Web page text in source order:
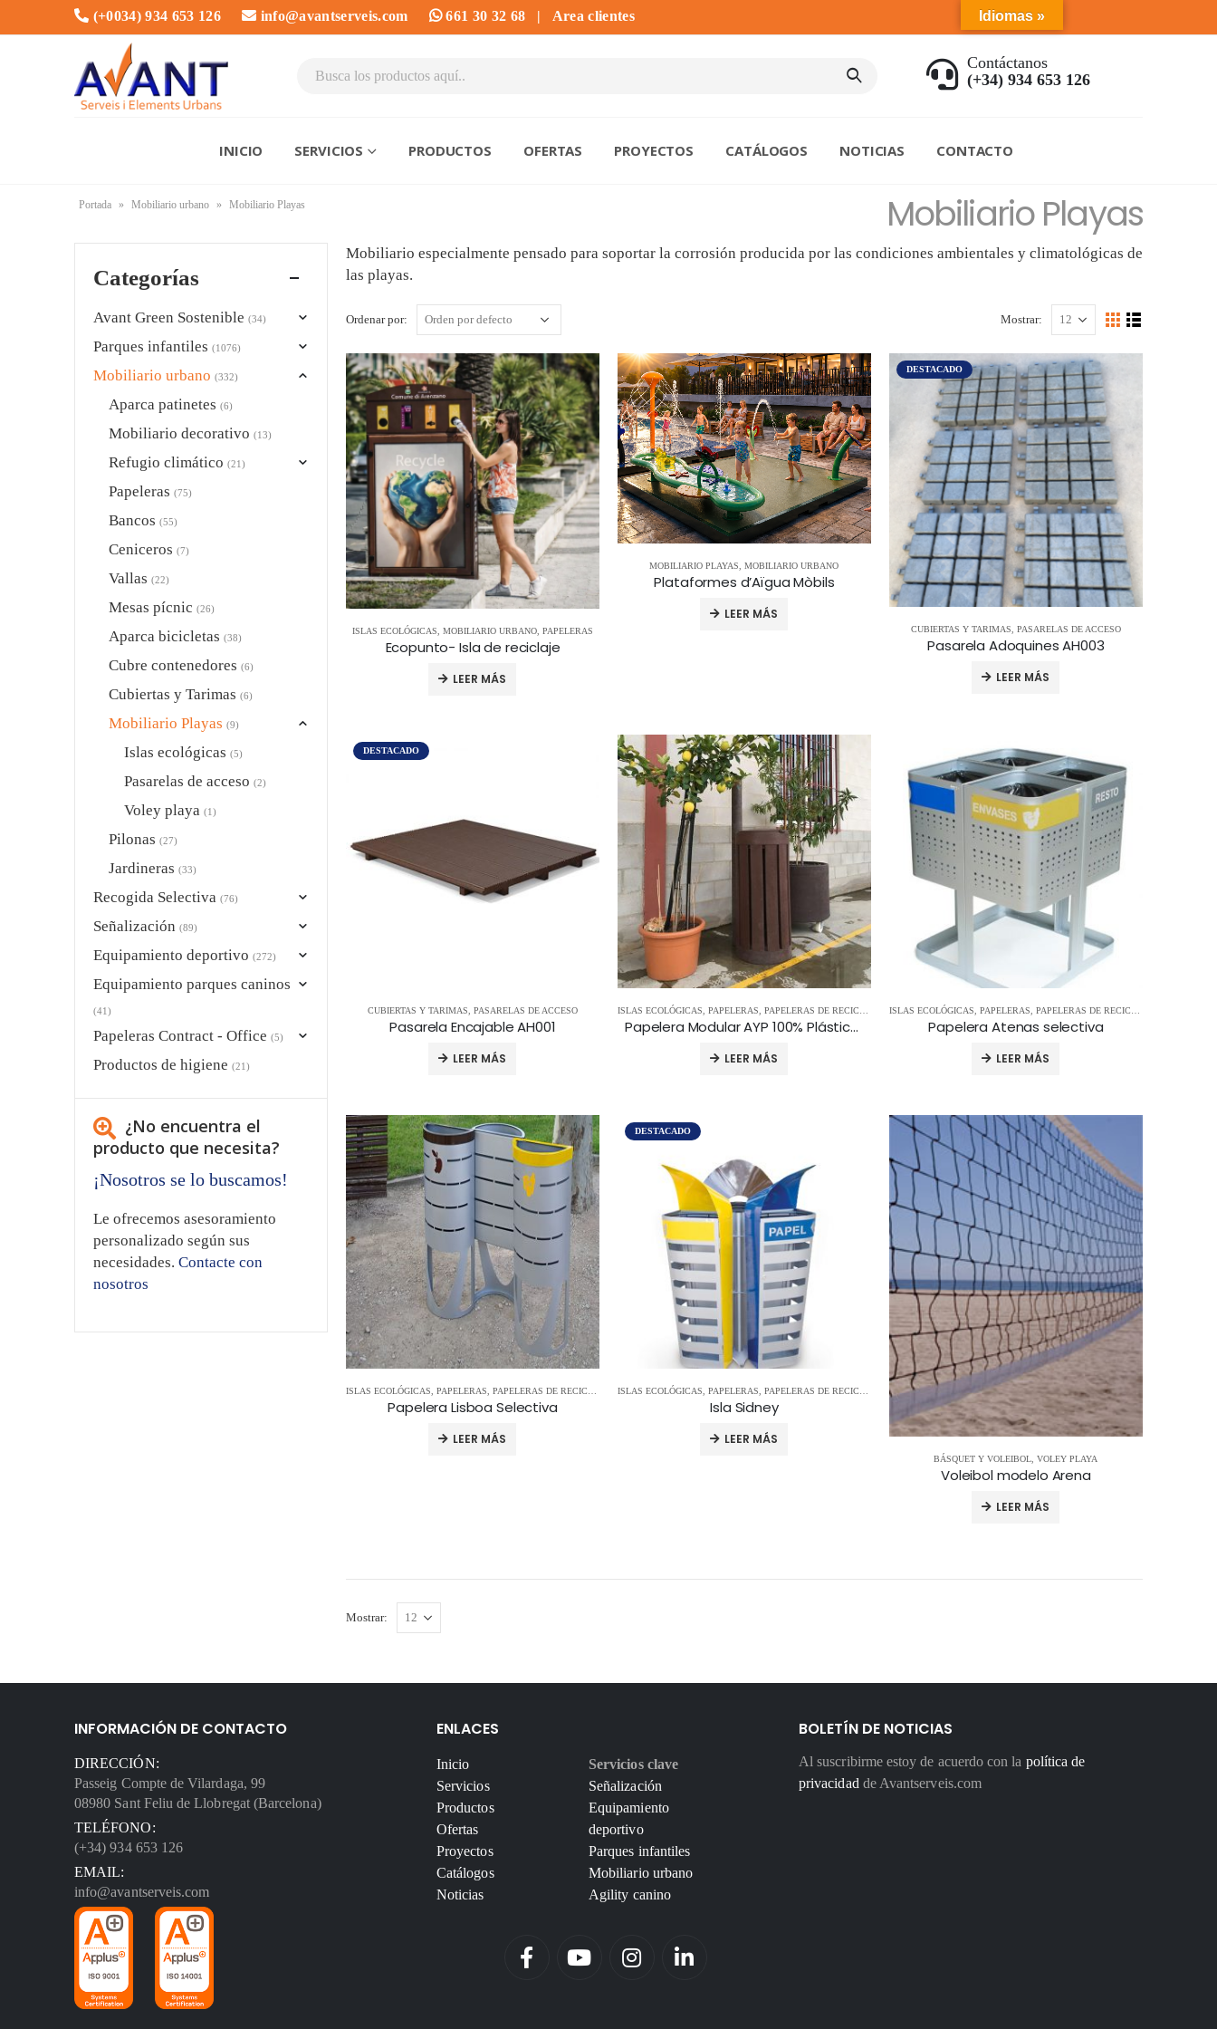
(+0034) 934 653 126 info@avantserveis.com 661 30 32 68 | Area clientes
Contáctanos
(+34) 934 653 126
INICIO SERVICIOS PRODUCTOS OFERTAS PROYECTOS CATÁLOGOS NOTICIAS CONTACTO
Mobiliario Playas
Portada » Mobiliario urbano » Mobiliario Playas
Mobiliario especialmente pensado para soportar la corrosión producida por las condiciones ambientales y climatológicas de
las playas.
Ordenar por: Mostrar:
ISLAS ECOLÓGICAS MOBILIARIO URBANO, PAPELERAS
Ecopunto- Isla de reciclaje
LEER MÁS
MOBILIARIO PLAYAS ,MOBILIARIO URBANO
Plataformes d’Aïgua Mòbils
LEER MÁS
DESTACADO
CUBIERTAS Y TARIMAS PASARELAS DE ACCESO
Pasarela Adoquines AH003
LEER MÁS
DESTACADO
CUBIERTAS Y TARIMAS, PASARELAS DE ACCESO
Pasarela Encajable AH001
LEER MÁS
ISLAS ECOLÓGICAS, PAPELERAS, PAPELERAS DE RECICLAJE
Papelera Modular AYP 100% Plástico Reciclado puerta frontal
LEER MÁS
ISLAS ECOLÓGICAS, PAPELERAS, PAPELERAS DE RECICLAJE
Papelera Atenas selectiva
LEER MÁS
ISLAS ECOLÓGICAS PAPELERAS PAPELERAS DE RECICLAJE
Papelera Lisboa Selectiva
LEER MÁS
DESTACADO
ISLAS ECOLÓGICAS PAPELERAS PAPELERAS DE RECICLAJE
Isla Sidney
LEER MÁS
BÁSQUET Y VOLEIBOL,VOLEY PLAYA
Voleibol modelo Arena
LEER MÁS
Mostrar:
Categorías
Avant Green Sostenible (34)
Parques infantiles (1076)
Mobiliario urbano (332)
Aparca patinetes (6)
Mobiliario decorativo (13)
Refugio climático (21)
Papeleras (75)
Bancos (55)
Ceniceros (7)
Vallas (22)
Mesas pícnic (26)
Aparca bicicletas (38)
Cubre contenedores (6)
Cubiertas y Tarimas (6)
Mobiliario Playas (9)
Islas ecológicas (5)
Pasarelas de acceso (2)
Voley playa (1)
Pilonas (27)
Jardineras (33)
Recogida Selectiva (76)
Señalización (89)
Equipamiento deportivo (272)
Equipamiento parques caninos
(41)
Papeleras Contract - Office (5)
Productos de higiene (21)
¿No encuentra el
producto que necesita?
¡Nosotros se lo buscamos!
Le ofrecemos asesoramiento
personalizado según sus
necesidades. Contacte con
nosotros
INFORMACIÓN DE CONTACTO
DIRECCIÓN:
Passeig Compte de Vilardaga, 99
08980 Sant Feliu de Llobregat (Barcelona)
TELÉFONO:
(+34) 934 653 126
EMAIL:
info@avantserveis.com
ENLACES
Inicio
Servicios
Productos
Ofertas
Proyectos
Catálogos
Noticias
Servicios clave
Señalización
Equipamiento
deportivo
Parques infantiles
Mobiliario urbano
Agility canino
BOLETÍN DE NOTICIAS
Al suscribirme estoy de acuerdo con la política de
privacidad de Avantserveis.com
Idiomas »